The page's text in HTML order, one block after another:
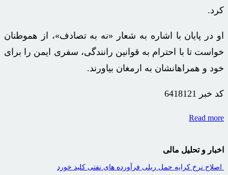
کرد.
او در پایان با اشاره به شعار «نه به تصادف»، از هموطنان
خواست تا با احترام به قوانین رانندگی، سفری ایمن را برای
خود و همراهانشان به ارمغان بیاورند.
کد خبر 6418121
Read more
اخبار و تحلیل مالی
اصلاح نرخ کرایه حمل ریلی فرآورده های نفتی کلید خورد